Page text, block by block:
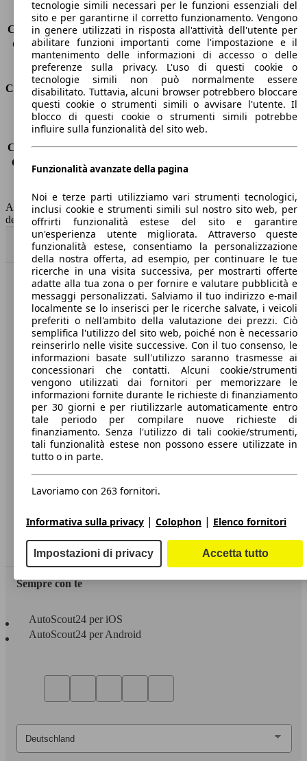
Carico sul tetto
-
Capacità di traino (senza freni) -
Capacità di traino (con freni)
1200 kg
Volume del bagagliaio
800 - 3000 l
Consumi
Emissioni di CO2*
169 g/km (komb.)
Consumo (urbano)
9.1 l/100km
Consumo (extra-urbano) 6.4 l/100km
Consumo (combinato)*
7.4 l/100km
Capacità del serbatoio
34 l
AutoScout24 non si assume alcuna responsabilità per la correttezza
dei dati.
Torna su
Benvenuti su AutoScout24, il mercato auto europeo.
Società
A proposito di AutoScout24
Stampa
Media
Condizioni generali
Informazioni
Privacy
Dichiarazione di Accessibilità
Servizi
Area rivenditori
Sempre con te
AutoScout24 per iOS
AutoScout24 per Android
tecnologie simili necessari per le funzioni essenziali del
sito e per garantirne il corretto funzionamento. Vengono
in genere utilizzati in risposta all'attività dell'utente per
abilitare funzioni importanti come l'impostazione e il
mantenimento delle informazioni di accesso o delle
preferenze sulla privacy. L'uso di questi cookie o
tecnologie simili non può normalmente essere
disabilitato. Tuttavia, alcuni browser potrebbero bloccare
questi cookie o strumenti simili o avvisare l'utente. Il
blocco di questi cookie o strumenti simili potrebbe
influire sulla funzionalità del sito web.
Funzionalità avanzate della pagina
Noi e terze parti utilizziamo vari strumenti tecnologici,
inclusi cookie e strumenti simili sul nostro sito web, per
offrirti funzionalità estese del sito e garantire
un'esperienza utente migliorata. Attraverso queste
funzionalità estese, consentiamo la personalizzazione
della nostra offerta, ad esempio, per continuare le tue
ricerche in una visita successiva, per mostrarti offerte
adatte alla tua zona o per fornire e valutare pubblicità e
messaggi personalizzati. Salviamo il tuo indirizzo e-mail
localmente se lo inserisci per le ricerche salvate, i veicoli
preferiti o nell'ambito della valutazione dei prezzi. Ciò
semplifica l'utilizzo del sito web, poiché non è necessario
reinserirlo nelle visite successive. Con il tuo consenso, le
informazioni basate sull'utilizzo saranno trasmesse ai
concessionari che contatti. Alcuni cookie/strumenti
vengono utilizzati dai fornitori per memorizzare le
informazioni fornite durante le richieste di finanziamento
per 30 giorni e per riutilizzarle automaticamente entro
tale periodo per compilare nuove richieste di
finanziamento. Senza l'utilizzo di tali cookie/strumenti,
tali funzionalità estese non possono essere utilizzate in
tutto o in parte.
Lavoriamo con 263 fornitori.
Informativa sulla privacy | Colophon | Elenco fornitori
Impostazioni di privacy Accetta tutto